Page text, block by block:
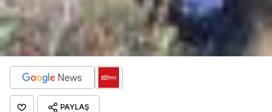
PAYLAŞ